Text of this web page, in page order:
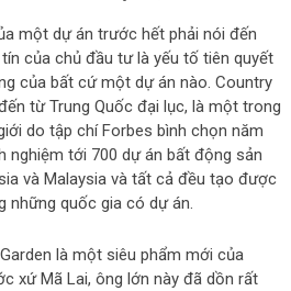
một dự án trước hết phải nói đến
của chủ đầu tư là yếu tố tiên quyết
của bất cứ một dự án nào. Country
từ Trung Quốc đại lục, là một trong
do tập chí Forbes bình chọn năm
nghiệm tới 700 dự án bất động sản
và Malaysia và tất cả đều tạo được
những quốc gia có dự án.
là một siêu phẩm mới của
xứ Mã Lai, ông lớn này đã dồn rất